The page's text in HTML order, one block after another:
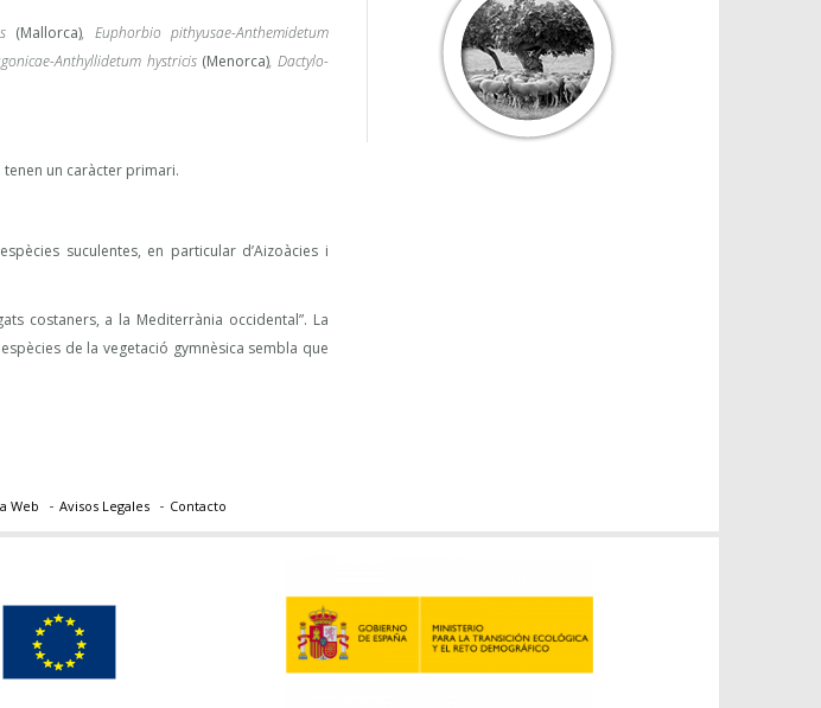
(Mallorca), Euphorbio pithyusae-Anthemidetum
Anthyllidetum hystricis(Menorca), Dactylo-
un caràcter primari.
suculentes, en particular d’Aizoàcies i
costaners, a la Mediterrània occidental”. La
de la vegetació gymnèsica sembla que
Web Avisos Legales Contacto